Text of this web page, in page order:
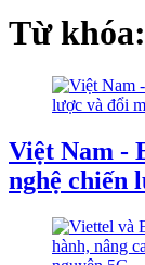
Từ
Việt Nam -
nghệ chiến